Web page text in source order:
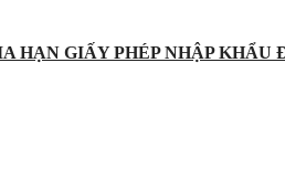
HẠN GIẤY PHÉP NHẬP KHẨU